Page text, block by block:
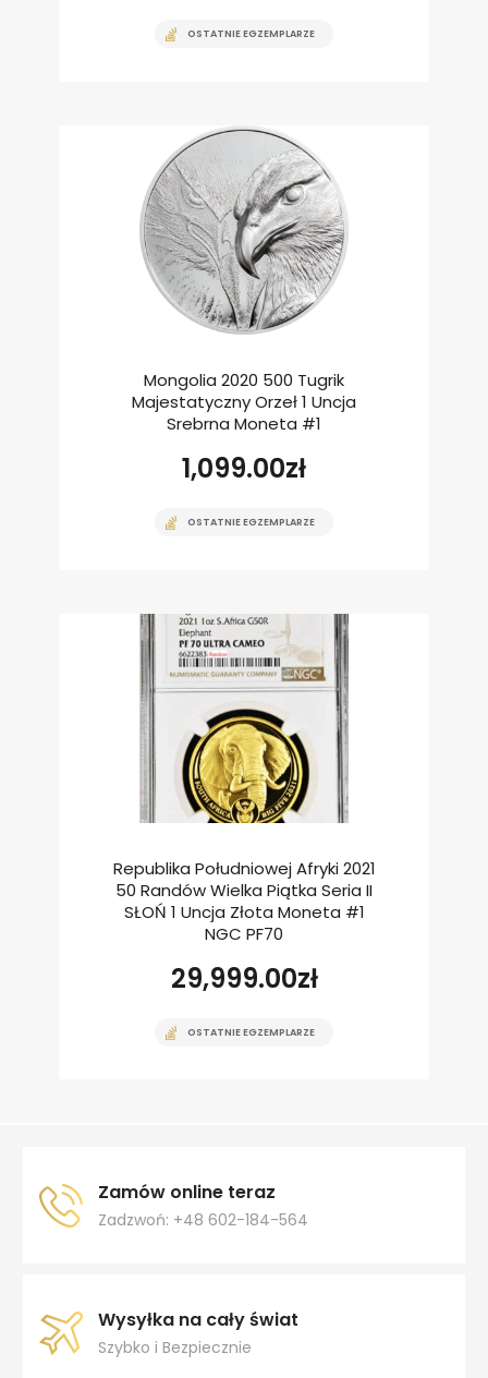
OSTATNIE EGZEMPLARZE
Mongolia 2020 500 Tugrik
Majestatyczny Orzeł 1 Uncja
Srebrna Moneta #1
1,099.00zł
OSTATNIE EGZEMPLARZE
Republika Południowej Afryki 2021
50 Randów Wielka Piątka Seria II
SŁOŃ 1 Uncja Złota Moneta #1
NGC PF70
29,999.00zł
OSTATNIE EGZEMPLARZE
Zamów online teraz
Zadzwoń: +48 602-184-564
Wysyłka na cały świat
Szybko i Bezpiecznie